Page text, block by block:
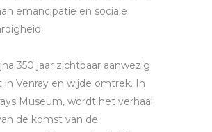
emancipatie en sociale
350 jaar zichtbaar aanwezig
in Venray en wijde omtrek. In
Museum, wordt het verhaal
de komst van de